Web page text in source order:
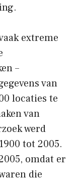
extreme
–
van
locaties te
van
werd
tot 2005.
omdat er
die